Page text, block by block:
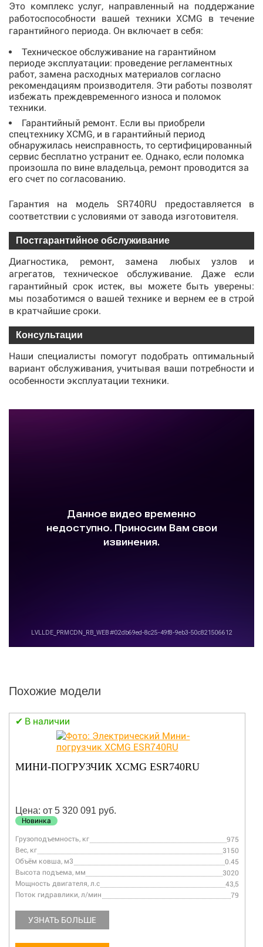
Это комплекс услуг, направленный на поддержание
работоспособности вашей техники XCMG в течение
гарантийного периода. Он включает в себя:
Техническое обслуживание на гарантийном
периоде эксплуатации: проведение регламентных
работ, замена расходных материалов согласно
рекомендациям производителя. Эти работы позволят
избежать преждевременного износа и поломок
техники.
Гарантийный ремонт. Если вы приобрели
спецтехнику XCMG, и в гарантийный период
обнаружилась неисправность, то сертифицированный
сервис бесплатно устранит ее. Однако, если поломка
произошла по вине владельца, ремонт проводится за
его счет по согласованию.
Гарантия на модель SR740RU предоставляется в
соответствии с условиями от завода изготовителя.
Постгарантийное обслуживание
Диагностика, ремонт, замена любых узлов и
агрегатов, техническое обслуживание. Даже если
гарантийный срок истек, вы можете быть уверены:
мы позаботимся о вашей технике и вернем ее в строй
в кратчайшие сроки.
Консультации
Наши специалисты помогут подобрать оптимальный
вариант обслуживания, учитывая ваши потребности и
особенности эксплуатации техники.
Похожие модели
В наличии
МИНИ-ПОГРУЗЧИК XCMG ESR740RU
Цена: от 5 320 091 руб.
Новинка
Грузоподъемность, кг
975
Вес, кг
3150
Объём ковша, м3
0.45
Высота подъема, мм
3020
Мощность двигателя, л.с
43,5
Поток гидравлики, л/мин
79
УЗНАТЬ БОЛЬШЕ